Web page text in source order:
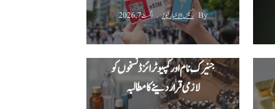
By رئیس الاخبار نیوز اگست 7, 2026
کے پی اسمبلی میں ادویات کے
جنیرک نام اور کمپیوٹرائزڈ نسخوں کو
لازمی قرار دینے کا مطالبہ